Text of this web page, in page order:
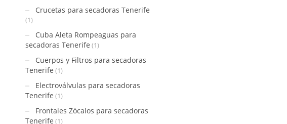
Crucetas para secadoras Tenerife
(1)
Cuba Aleta Rompeaguas para
secadoras Tenerife (1)
Cuerpos y Filtros para secadoras
Tenerife (1)
Electroválvulas para secadoras
Tenerife (1)
Frontales Zócalos para secadoras
Tenerife (1)